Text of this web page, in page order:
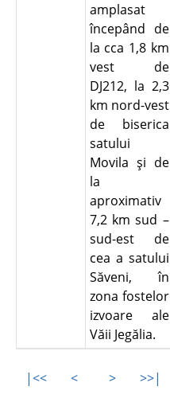
amplasat
începând de
la cca 1,8 km
vest de
DJ212, la 2,3
km nord-vest
de biserica
satului
Movila şi de
la
aproximativ
7,2 km sud –
sud-est de
cea a satului
Săveni, în
zona fostelor
izvoare ale
Văii Jegălia.
|<< < > >>|